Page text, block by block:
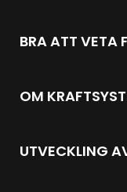
BRA ATT VETA
OM
UTVECKLING